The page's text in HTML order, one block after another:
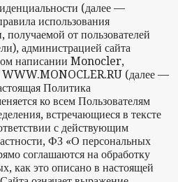
(далее —
использования
от пользователей
администрацией сайта
написании Monocler,
WWW.MONOCLER.RU (далее —
Политика
ко всем Пользователям
встречающиеся в тексте
с действующим
ФЗ «О персональных
соглашаются на обработку
как это описано в настоящей